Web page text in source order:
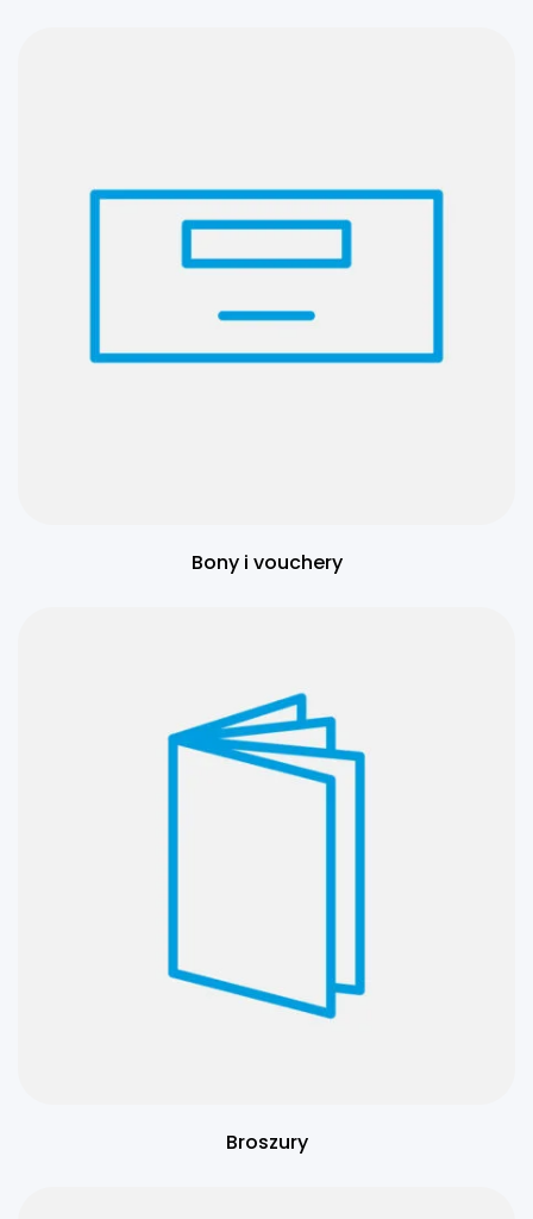
Bony i vouchery
Broszury